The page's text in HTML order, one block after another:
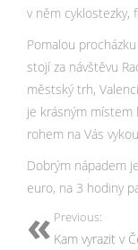
v něm cyklostezky,
Pomalou
stojí za návštěvu
městský trh,
je krásným místem
rohem na Vás
Dobrým nápadem
euro, na 3 hodiny
Previous:
Kam vyrazit v